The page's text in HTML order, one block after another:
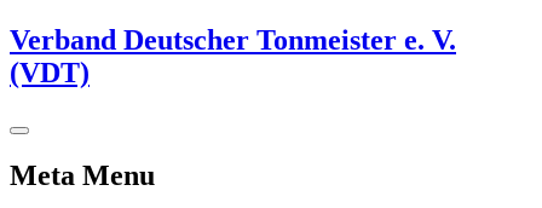
Verband Deutscher Tonmeister e. V.
(VDT)
Meta Menu